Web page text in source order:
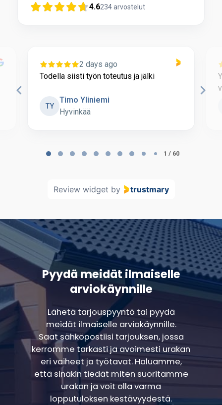
4.6234arvostelut
2 days ago
Todella siisti työn toteutus ja jälki
TY
Timo Yliniemi
Hyvinkää
1 / 60
Review widget by trustmary
Pyydä meidät ilmaiselle
arviokäynnille
Lähetä tarjouspyyntö tai pyydä
meidät ilmaiselle arviokäynnille.
Saat sähköpostiisi tarjouksen, jossa
kerromme tarkasti ja avoimesti urakan
eri vaiheet ja työtavat. Haluamme,
että sinäkin tiedät miten suoritamme
urakan ja voit olla varma
lopputuloksen kestävyydestä.